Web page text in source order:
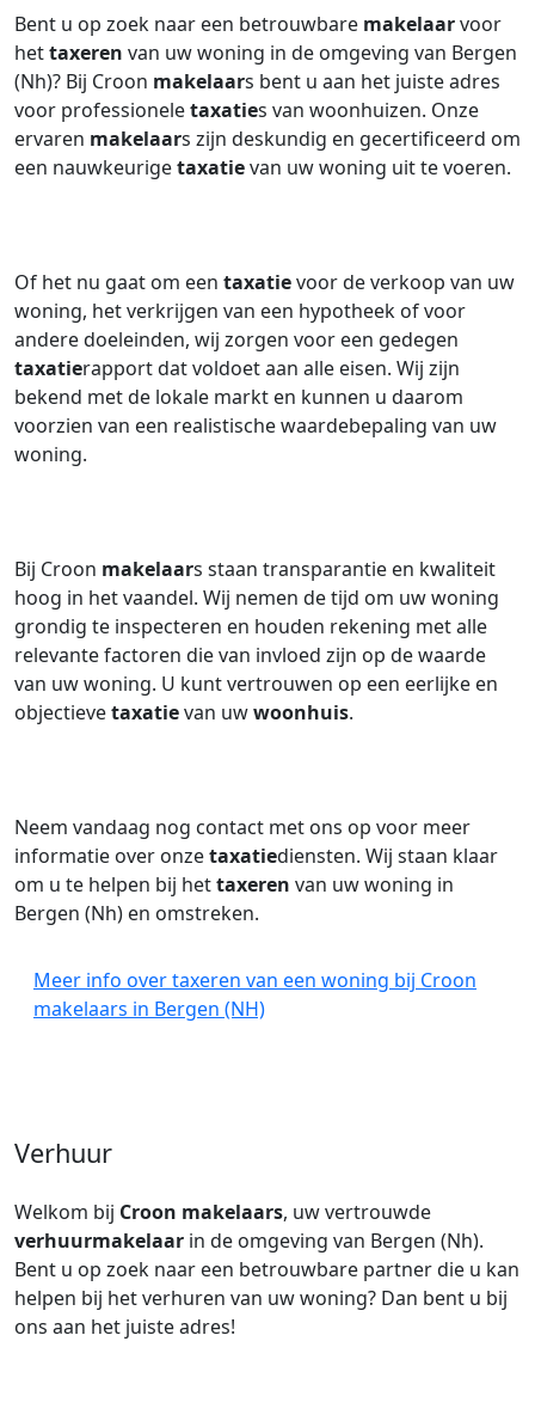
Bent u op zoek naar een betrouwbare makelaarvoor
hettaxeren van uw woning in de omgeving van Bergen
(Nh)? Bij Croon makelaars bent u aan het juiste adres
voor professioneletaxaties van woonhuizen. Onze
ervaren makelaars zijn deskundig en gecertificeerd om
een nauwkeurigetaxatievan uw woning uit te voeren.
Of het nu gaat om een taxatievoor de verkoop van uw
woning, het verkrijgen van een hypotheek of voor
andere doeleinden, wij zorgen voor een gedegen
taxatierapport dat voldoet aan alle eisen. Wij zijn
bekend met de lokale markt en kunnen u daarom
voorzien van een realistische waardebepaling van uw
woning.
Bij Croon makelaars staan transparantie en kwaliteit
hoog in het vaandel. Wij nemen de tijd om uw woning
grondig te inspecteren en houden rekening met alle
relevante factoren die van invloed zijn op de waarde
van uw woning. U kunt vertrouwen op een eerlijke en
objectievetaxatievan uwwoonhuis.
Neem vandaag nog contact met ons op voor meer
informatie over onzetaxatiediensten. Wij staan klaar
om u te helpen bij hettaxeren van uw woning in
Bergen (Nh) en omstreken.
Meer info over taxeren van een woning bij Croon
makelaars in Bergen (NH)
Verhuur
Welkom bij Croon makelaars, uw vertrouwde
verhuurmakelaar in de omgeving van Bergen (Nh).
Bent u op zoek naar een betrouwbare partner die u kan
helpen bij het verhuren van uw woning? Dan bent u bij
ons aan het juiste adres!